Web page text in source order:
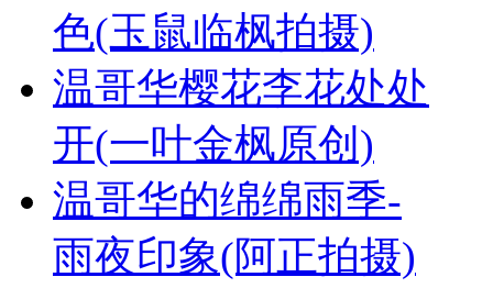
色(玉鼠临枫拍摄)
温哥华樱花李花处处
开(一叶金枫原创)
温哥华的绵绵雨季-
雨夜印象(阿正拍摄)